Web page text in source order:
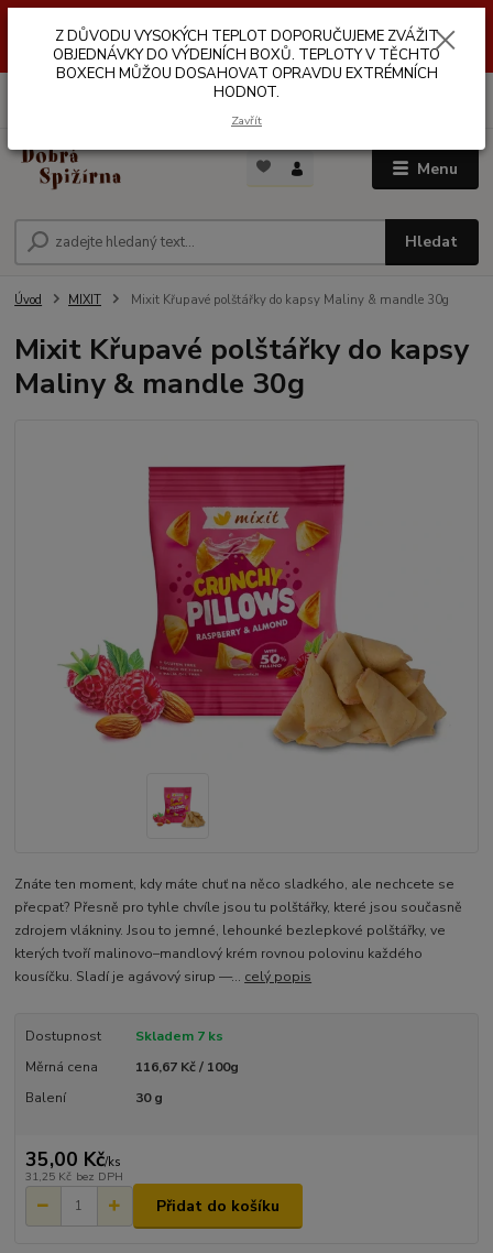
VÝDEJNÍCH BOXŮ. TEPLOTA V TĚCHTO BOXECH MŮŽE DOSAHOVAT
OPRAVDU EXTRÉMNÍCH HODNOT.
Menu
Hledat
Úvod MIXIT Mixit Křupavé polštářky do kapsy Maliny & mandle 30g
Mixit Křupavé polštářky do kapsy
Maliny & mandle 30g
Znáte ten moment, kdy máte chuť na něco sladkého, ale nechcete se
přecpat? Přesně pro tyhle chvíle jsou tu polštářky, které jsou současně
zdrojem vlákniny. Jsou to jemné, lehounké bezlepkové polštářky, ve
kterých tvoří malinovo–mandlový krém rovnou polovinu každého
kousíčku. Sladí je agávový sirup —... celý popis
Dostupnost
Skladem 7 ks
Měrná cena
116,67 Kč / 100g
Balení
30 g
35,00 Kč/ks
31,25 Kč bez DPH
Přidat do košíku
Z DŮVODU VYSOKÝCH TEPLOT DOPORUČUJEME ZVÁŽIT
OBJEDNÁVKY DO VÝDEJNÍCH BOXŮ. TEPLOTY V TĚCHTO
BOXECH MŮŽOU DOSAHOVAT OPRAVDU EXTRÉMNÍCH
HODNOT.
Zavřít